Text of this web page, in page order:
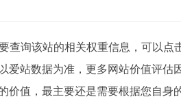
查询该站的相关权重信息，可以点
爱站数据为准，更多网站价值评
价值，最主要还是需要根据您自